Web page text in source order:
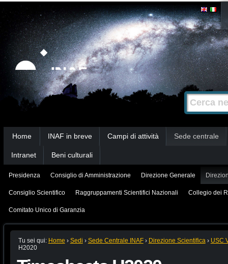
Strumenti
personali
Salta
contenuti.
|
Salta
alla
navigazione
Cerca nel
Ricerca
avanzata…
Home INAF in breve Campi di attività Sede centrale
Intranet Beni culturali
Presidenza Consiglio di Amministrazione Direzione Generale
Consiglio Scientifico Raggruppamenti Scientifici Nazionali Collegio dei
Comitato Unico di Garanzia
Tu sei qui: Home › Sedi › Sede Centrale INAF › Direzione Scientifica › USC
H2020